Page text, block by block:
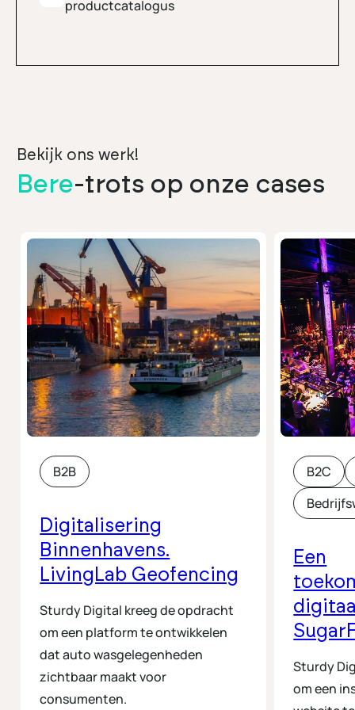
productcatalogus
Bekijk ons werk!
Bere-trots op onze cases
B2B
Digitalisering
Binnenhavens.
LivingLab Geofencing
Sturdy Digital kreeg de opdracht
om een platform te ontwikkelen
dat auto wasgelegenheden
zichtbaar maakt voor
consumenten.
B2C
Een
Sturdy
om een